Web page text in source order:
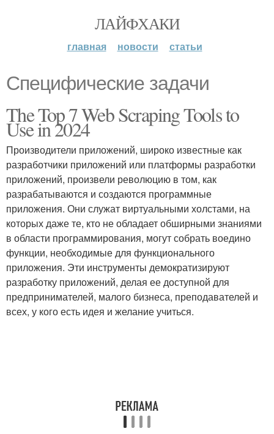
ЛАЙФХАКИ
главная новости статьи
Специфические задачи
The Top 7 Web Scraping Tools to
Use in 2024
Производители приложений, широко известные как
разработчики приложений или платформы разработки
приложений, произвели революцию в том, как
разрабатываются и создаются программные
приложения. Они служат виртуальными холстами, на
которых даже те, кто не обладает обширными знаниями
в области программирования, могут собрать воедино
функции, необходимые для функционального
приложения. Эти инструменты демократизируют
разработку приложений, делая ее доступной для
предпринимателей, малого бизнеса, преподавателей и
всех, у кого есть идея и желание учиться.